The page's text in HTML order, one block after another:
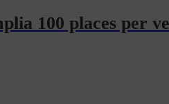
100 places per